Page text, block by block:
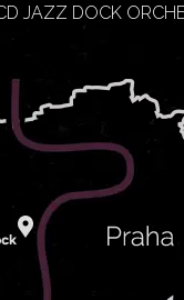
JAZZ DOCK